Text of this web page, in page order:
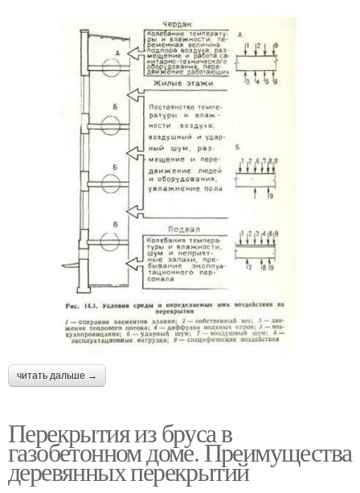
читать дальше →
Перекрытия из бруса в
газобетонном доме. Преимущества
деревянных перекрытий